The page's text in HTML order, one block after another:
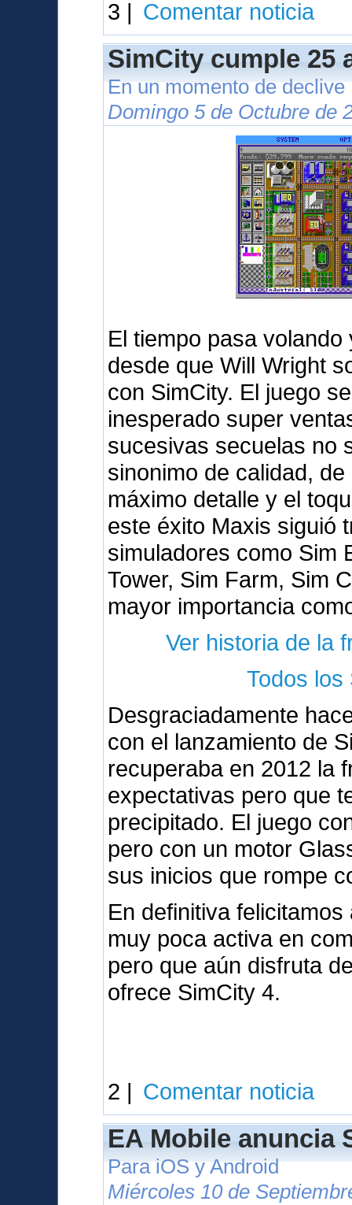
3 | Comentar noticia
SimCity cumple 25
En un momento de declive
Domingo 5 de Octubre de
El tiempo pasa
desde que Will Wright
con SimCity. El juego
inesperado super
sucesivas secuelas no
sinonimo de calidad,
máximo detalle y el
este éxito Maxis siguió
simuladores como Sim
Tower, Sim Farm, Sim
mayor importancia
Ver historia de la
Todos los
Desgraciadamente
con el lanzamiento de
recuperaba en 2012 la
expectativas pero que
precipitado. El juego
pero con un motor
sus inicios que rompe
En definitiva
muy poca activa en
pero que aún disfruta
ofrece SimCity 4.
2 | Comentar noticia
EA Mobile anuncia
Para iOS y Android
Miércoles 10 de